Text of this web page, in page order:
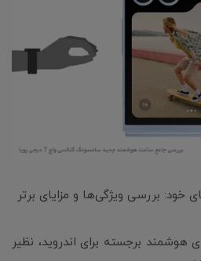
برجسته برای اندروید، نظیر